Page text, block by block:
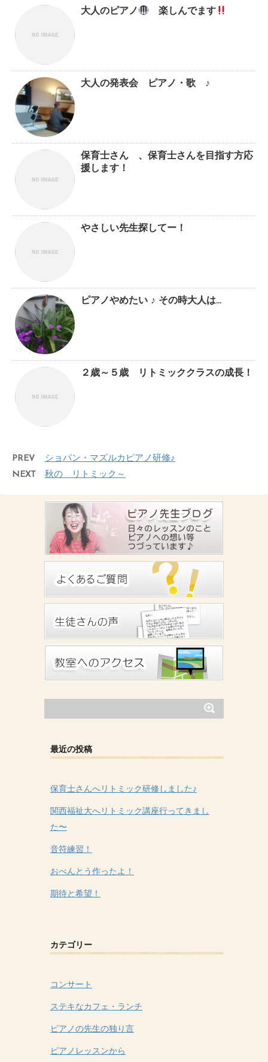
大人のピアノ 楽しんでます
大人の発表会 ピアノ・歌 ♪
保育士さん 、保育士さんを目指す方応
援します！
やさしい先生探してー！
ピアノやめたい ♪ その時大人は…
２歳～５歳 リトミッククラスの成長！
PREV
ショパン・マズルカピアノ研修♪
NEXT
秋の リトミック～
最近の投稿
保育士さんへリトミック研修しました♪
関西福祉大へリトミック講座行ってきまし
た〜
音符練習！
おべんとう作ったよ！
期待と希望！
カテゴリー
コンサート
ステキなカフェ・ランチ
ピアノの先生の独り言
ピアノレッスンから